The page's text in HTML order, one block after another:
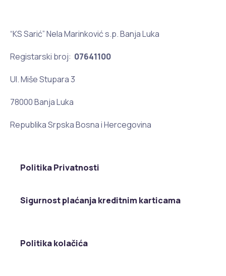
“KS Sarić” Nela Marinković s.p. Banja Luka
Registarski broj: 07641100
Ul. Miše Stupara 3
78000 Banja Luka
Republika Srpska Bosna i Hercegovina
Politika Privatnosti
Sigurnost plaćanja kreditnim karticama
Politika kolačića